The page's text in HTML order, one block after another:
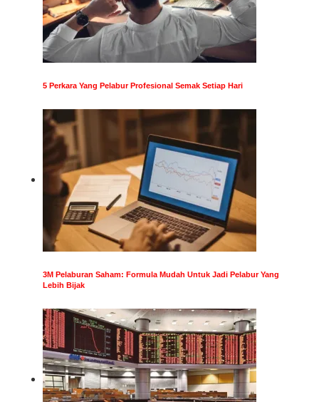
5 Perkara Yang Pelabur Profesional Semak Setiap Hari
3M Pelaburan Saham: Formula Mudah Untuk Jadi Pelabur Yang
Lebih Bijak